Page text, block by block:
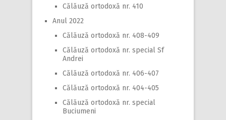
Călăuză ortodoxă nr. 410
Anul 2022
Călăuză ortodoxă nr. 408-409
Călăuză ortodoxă nr. special Sf
Andrei
Călăuză ortodoxă nr. 406-407
Călăuză ortodoxă nr. 404-405
Călăuză ortodoxă nr. special
Buciumeni